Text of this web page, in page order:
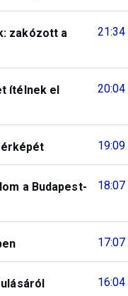
21:34
zakózott a
20:04
ítélnek el
19:09
18:07
a Budapest-
17:07
16:04